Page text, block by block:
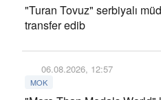
"Turan Tovuz" serbiyalı
transfer edib
06.08.2026, 12:57
MOK